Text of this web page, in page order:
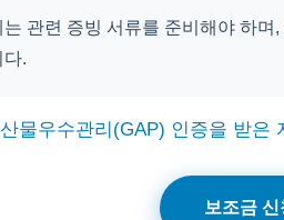
관련 증빙 서류를 준비해야 하며
다.
물우수관리(GAP) 인증을 받은
보조금 신